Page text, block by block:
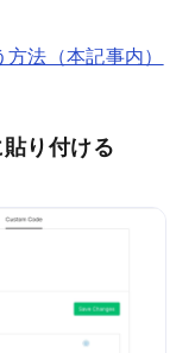
法（本記事内）
り付ける